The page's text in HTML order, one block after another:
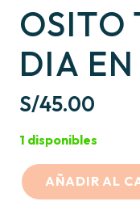
OSITO
DIA
S/45.00
1 disponibles
OSITO
AÑADIR AL